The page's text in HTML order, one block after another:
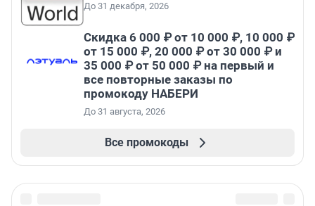
До 31 декабря, 2026
Скидка 6 000 ₽ от 10 000 ₽, 10 000 ₽
от 15 000 ₽, 20 000 ₽ от 30 000 ₽ и
35 000 ₽ от 50 000 ₽ на первый и
все повторные заказы по
промокоду НАБЕРИ
До 31 августа, 2026
Все промокоды